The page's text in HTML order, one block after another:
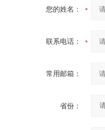
您的姓名：
联系电话：
常用邮箱：
省份：